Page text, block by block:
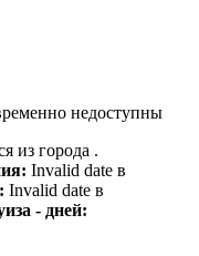
недоступны
из города .
Invalid date в
Invalid date в
- дней: